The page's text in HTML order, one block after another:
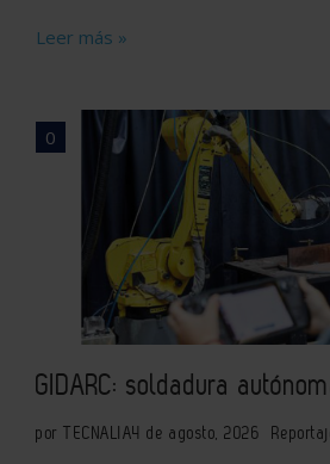
Leer más »
0
GIDARC: soldadura
por TECNALIA4 de agosto, 2026